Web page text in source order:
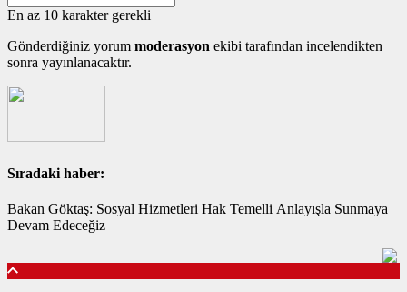
En az 10 karakter gerekli
Gönderdiğiniz yorum moderasyon ekibi tarafından incelendikten
sonra yayınlanacaktır.
Sıradaki haber:
Bakan Göktaş: Sosyal Hizmetleri Hak Temelli Anlayışla Sunmaya
Devam Edeceğiz